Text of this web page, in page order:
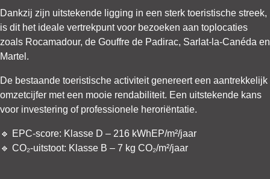
Dankzij zijn uitstekende ligging in een sterk toeristische streek,
is dit het ideale vertrekpunt voor bezoeken aan toplocaties
zoals Rocamadour, de Gouffre de Padirac, Sarlat-la-Canéda en
Martel.
De bestaande toeristische activiteit genereert een aantrekkelijk
omzetcijfer met een mooie rendabiliteit. Een uitstekende kans
voor investering of professionele heroriëntatie.
🔹 EPC-score: Klasse D – 216 kWhEP/m²/jaar
🔹 CO₂-uitstoot: Klasse B – 7 kg CO₂/m²/jaar